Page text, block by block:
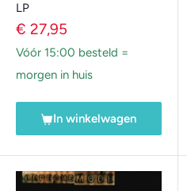
LP
Verkoopprijs
€ 27,95
Vóór 15:00 besteld =
morgen in huis
In winkelwagen